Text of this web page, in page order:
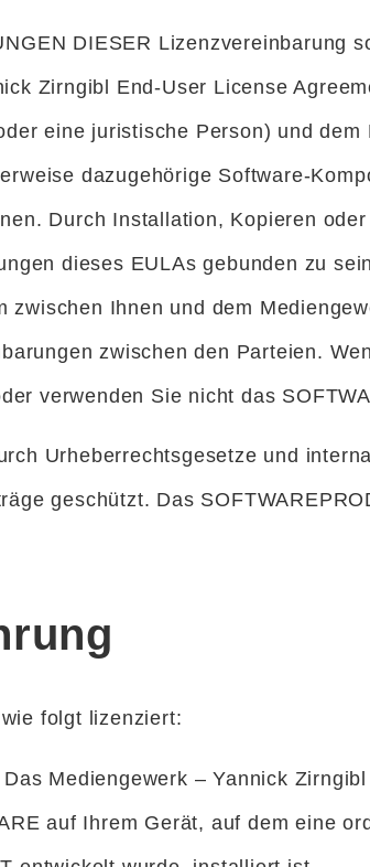
DIESER Lizenzvereinbarung
Zirngibl End-User License
eine juristische Person) und
dazugehörige Software-
Durch Installation, Kopieren
dieses EULAs gebunden zu
zwischen Ihnen und dem
zwischen den Parteien.
verwenden Sie nicht das
Urheberrechtsgesetze und
geschützt. Das
folgt lizenziert:
Mediengewerk – Yannick
auf Ihrem Gerät, auf dem eine